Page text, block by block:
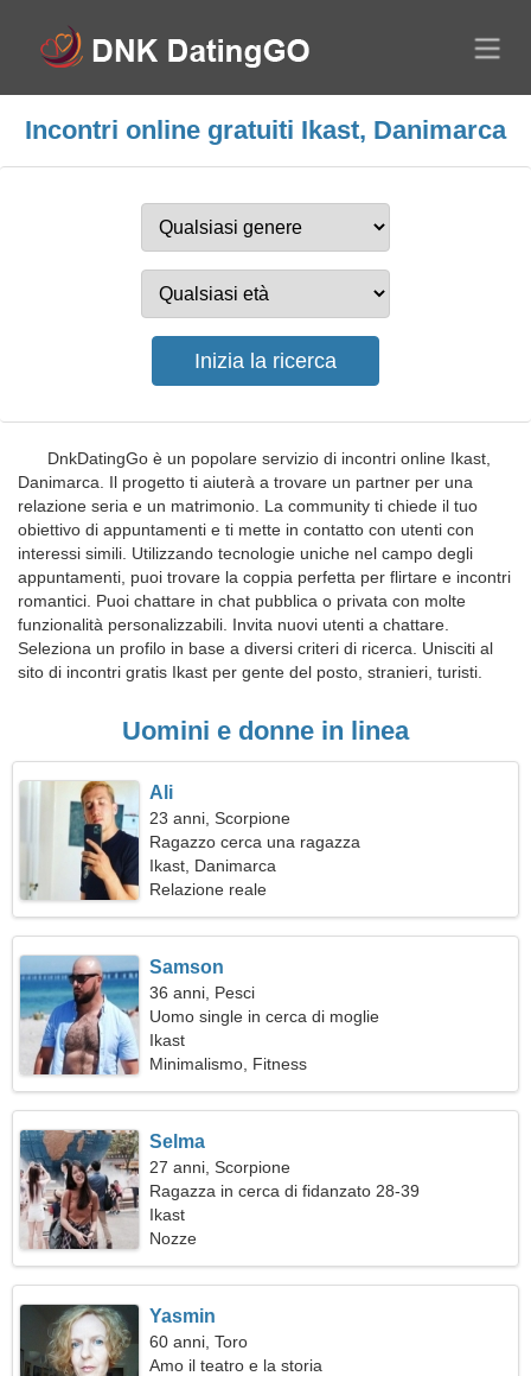
Incontri online gratuiti Ikast, Danimarca
DnkDatingGo è un popolare servizio di incontri online Ikast,
Danimarca. Il progetto ti aiuterà a trovare un partner per una
relazione seria e un matrimonio. La community ti chiede il tuo
obiettivo di appuntamenti e ti mette in contatto con utenti con
interessi simili. Utilizzando tecnologie uniche nel campo degli
appuntamenti, puoi trovare la coppia perfetta per flirtare e incontri
romantici. Puoi chattare in chat pubblica o privata con molte
funzionalità personalizzabili. Invita nuovi utenti a chattare.
Seleziona un profilo in base a diversi criteri di ricerca. Unisciti al
sito di incontri gratis Ikast per gente del posto, stranieri, turisti.
Uomini e donne in linea
Ali
23 anni, Scorpione
Ragazzo cerca una ragazza
Ikast, Danimarca
Relazione reale
Samson
36 anni, Pesci
Uomo single in cerca di moglie
Ikast
Minimalismo, Fitness
Selma
27 anni, Scorpione
Ragazza in cerca di fidanzato 28-39
Ikast
Nozze
Yasmin
60 anni, Toro
Amo il teatro e la storia